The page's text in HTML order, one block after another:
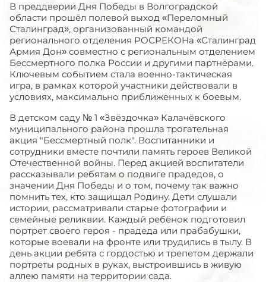
В преддверии Дня Победы в Волгоградской
области прошёл полевой выход «Переломный
Сталинград», организованный командой
регионального отделения РОСРЕКОНа «Сталинград
Армия Дон» совместно с региональным отделением
Бессмертного полка России и другими партнёрами.
Ключевым событием стала военно-тактическая
игра, в рамках которой участники действовали в
условиях, максимально приближенных к боевым.
В детском саду № 1 «Звёздочка» Калачёвского
муниципального района прошла трогательная
акция "Бессмертный полк". Воспитанники и
сотрудники вместе почтили память героев Великой
Отечественной войны. Перед акцией воспитатели
рассказывали ребятам о подвиге прадедов, о
значении Дня Победы и о том, почему так важно
помнить тех, кто защищал Родину. Дети слушали
истории, рассматривали старые фотографии и
семейные реликвии. Каждый ребёнок подготовил
портрет своего героя - прадеда или прабабушки,
которые воевали на фронте или трудились в тылу. В
день акции ребята с гордостью и трепетом держали
портреты родных в руках, выстроившись в живую
аллею памяти на территории сада.